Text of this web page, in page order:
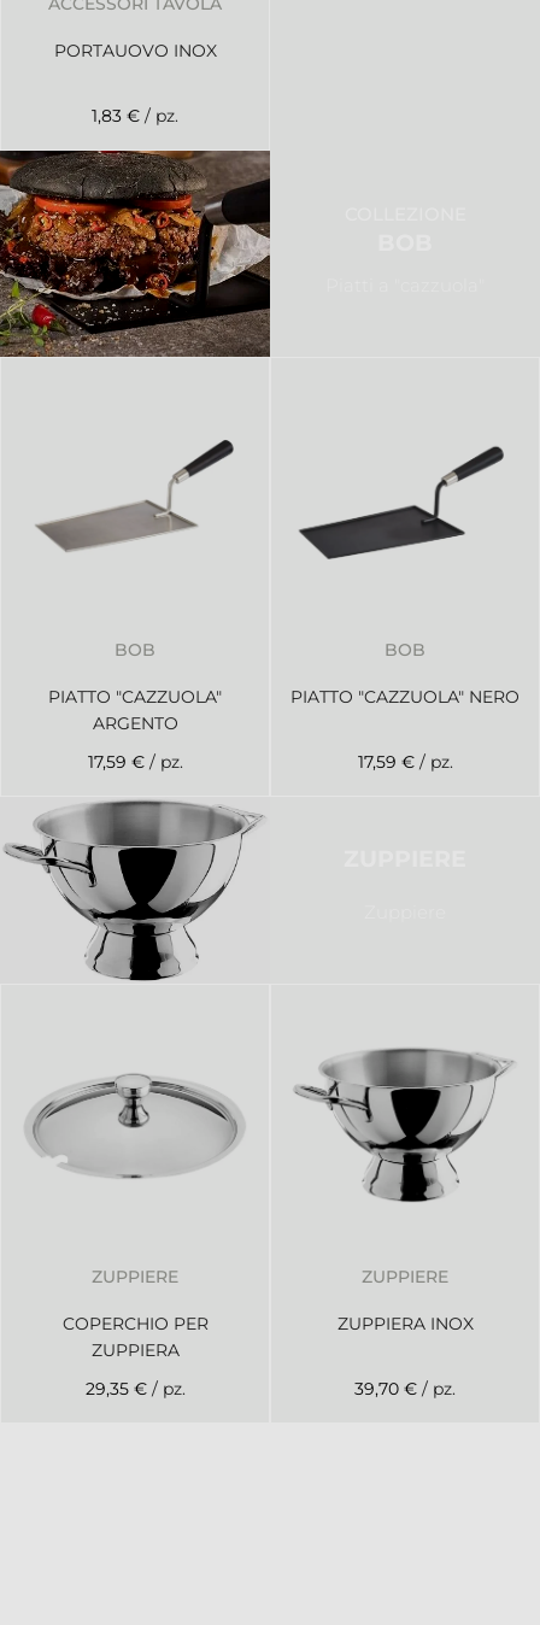
PORTAUOVO INOX
1,83 € / pz.
BOB
PIATTO "CAZZUOLA"
ARGENTO
17,59 € / pz.
BOB
PIATTO "CAZZUOLA" NERO
17,59 € / pz.
ZUPPIERE
COPERCHIO PER
ZUPPIERA
29,35 € / pz.
ZUPPIERE
ZUPPIERA INOX
39,70 € / pz.